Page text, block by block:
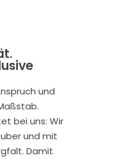
und
bei uns: Wir
und mit
Damit